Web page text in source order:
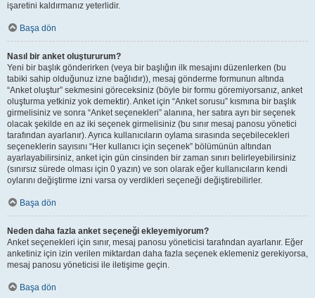
işaretini kaldırmanız yeterlidir.
Başa dön
Nasıl bir anket oluştururum?
Yeni bir başlık gönderirken (veya bir başlığın ilk mesajını düzenlerken (bu
tabiki sahip olduğunuz izne bağlıdır)), mesaj gönderme formunun altında
“Anket oluştur” sekmesini göreceksiniz (böyle bir formu göremiyorsanız, anket
oluşturma yetkiniz yok demektir). Anket için “Anket sorusu” kısmına bir başlık
girmelisiniz ve sonra “Anket seçenekleri” alanına, her satıra ayrı bir seçenek
olacak şekilde en az iki seçenek girmelisiniz (bu sınır mesaj panosu yönetici
tarafından ayarlanır). Ayrıca kullanıcıların oylama sırasında seçebilecekleri
seçeneklerin sayısını “Her kullanıcı için seçenek” bölümünün altından
ayarlayabilirsiniz, anket için gün cinsinden bir zaman sınırı belirleyebilirsiniz
(sınırsız sürede olması için 0 yazın) ve son olarak eğer kullanıcıların kendi
oylarını değiştirme izni varsa oy verdikleri seçeneği değiştirebilirler.
Başa dön
Neden daha fazla anket seçeneği ekleyemiyorum?
Anket seçenekleri için sınır, mesaj panosu yöneticisi tarafından ayarlanır. Eğer
anketiniz için izin verilen miktardan daha fazla seçenek eklemeniz gerekiyorsa,
mesaj panosu yöneticisi ile iletişime geçin.
Başa dön